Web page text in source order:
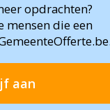
opdrachten?
mensen die een
aan